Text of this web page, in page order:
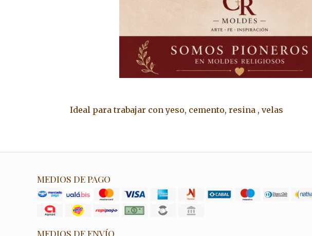
Ideal para trabajar con yeso, cemento, resina , velas
MEDIOS DE PAGO
MEDIOS DE ENVÍO